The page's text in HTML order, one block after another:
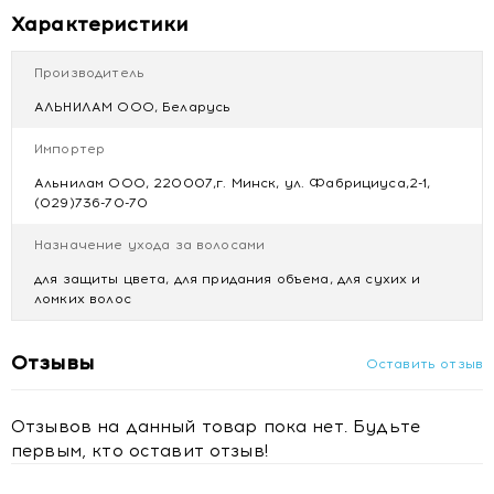
здоровыми.
Пантенол - увлажняет, укрепляет, способствует
волос.
нежелательную пушистость.
Гидролизованные протеины риса - придает блеск,
делает их более послушными и гладкими.
Гидролизованные протеины пшеницы - увлажняет
волосы, препятствует ломкости и помогает снижать
статическое электричество.
Преимущества:
интенсивное питание, защита от
Для каких волос:для всех типов волос
Характеристики
Производитель
АЛЬНИЛАМ ООО, Беларусь
Импортер
Альнилам ООО, 220007,г. Минск, ул. Фабрициуса,2-1,
(029)736-70-70
Назначение ухода за волосами
для защиты цвета, для придания объема, для сухих и
ломких волос
Отзывы Оставить отзыв
Отзывов на данный товар пока нет. Будьте
первым, кто оставит отзыв!